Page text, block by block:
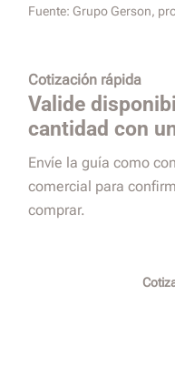
Fuente: Grupo Gerson,
Cotización rápida
Valide
cantidad con
Envíe la guía como
comercial para
comprar.